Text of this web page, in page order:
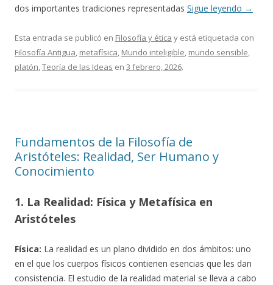
dos importantes tradiciones representadas Sigue leyendo →
Esta entrada se publicó en Filosofía y ética y está etiquetada con
Filosofía Antigua, metafísica, Mundo inteligible, mundo sensible,
platón,Teoría de las Ideas en 3 febrero, 2026.
Fundamentos de la Filosofía de
Aristóteles: Realidad, Ser Humano y
Conocimiento
1. La Realidad: Física y Metafísica en
Aristóteles
Física: La realidad es un plano dividido en dos ámbitos: uno
en el que los cuerpos físicos contienen esencias que les dan
consistencia. El estudio de la realidad material se lleva a cabo